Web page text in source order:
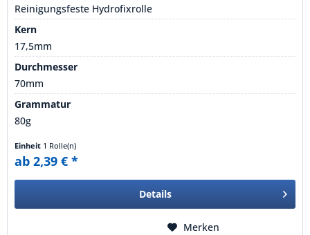
Reinigungsfeste Hydrofixrolle
Kern
17,5mm
Durchmesser
70mm
Grammatur
80g
Einheit 1 Rolle(n)
ab 2,39 € *
Details
Merken